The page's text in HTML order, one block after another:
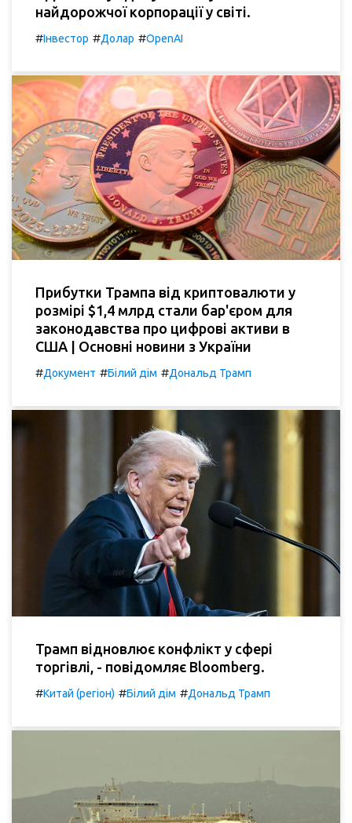
найдорожчої корпорації у світі.
#Інвестор #Долар #OpenAI
Прибутки Трампа від криптовалюти у
розмірі $1,4 млрд стали бар'єром для
законодавства про цифрові активи в
США | Основні новини з України
#Документ #Білий дім #Дональд Трамп
Трамп відновлює конфлікт у сфері
торгівлі, - повідомляє Bloomberg.
#Китай (регіон) #Білий дім #Дональд Трамп